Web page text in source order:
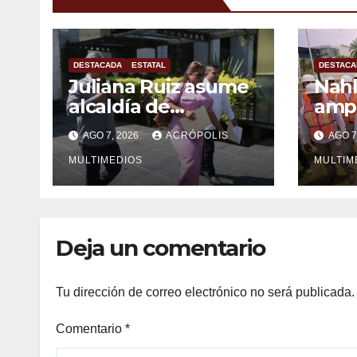
DESTACADA ESTATAL
Juliana Ruiz asume
alcaldía de
Ixhuatlán del
Sureste
AGO 7, 2026 ACRÓPOLIS
MULTIMEDIOS
AGO
Deja un comentario
Tu dirección de correo electrónico no será publicada.
Comentario *